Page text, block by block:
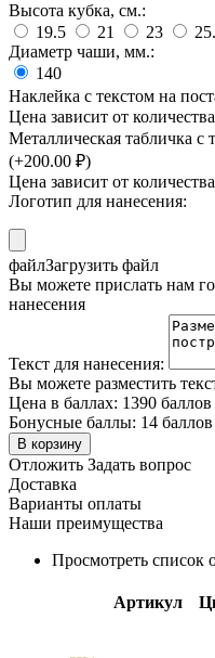
Высота кубка, см.:
19.5
21 23
Диаметр чаши, мм.:
140
Наклейка с текстом на
Цена зависит от
Металлическая табличка с
(+200.00 ₽)
Цена зависит от
Логотип для нанесения:
файлЗагрузить файл
Вы можете прислать нам
нанесения
Текст для нанесения:
Вы можете разместить
Цена в баллах: 1390 баллов
Бонусные баллы: 14 баллов
В корзину
Отложить Задать вопрос
Доставка
Варианты оплаты
Наши преимущества
Просмотреть список
Артикул